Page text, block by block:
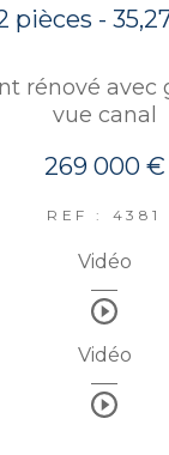
pièces -
rénové avec
vue canal
269 000 €
REF : 4381
Vidéo
Vidéo